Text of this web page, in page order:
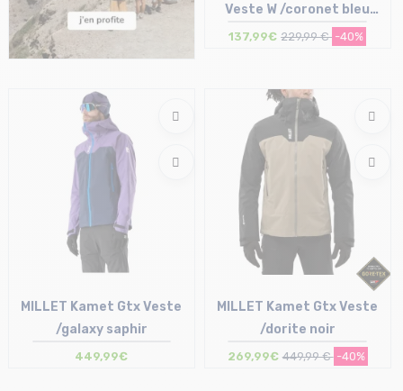
M | L
Veste W /coronet bleu
foggy dew
137,99€ 229,99 € -40%
MILLET Kamet Gtx Veste
/galaxy saphir
449,99€
MILLET Kamet Gtx Veste
/dorite noir
269,99€ 449,99 € -40%